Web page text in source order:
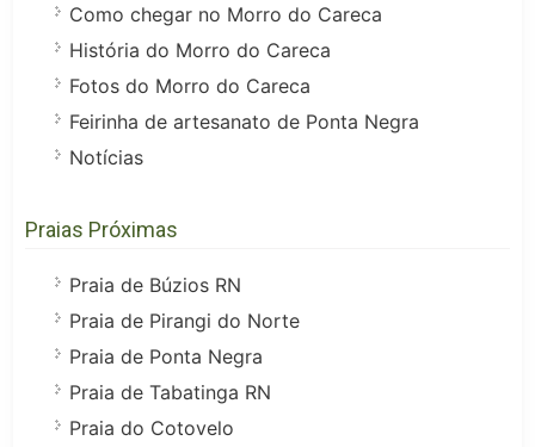
Como chegar no Morro do Careca
História do Morro do Careca
Fotos do Morro do Careca
Feirinha de artesanato de Ponta Negra
Notícias
Praias Próximas
Praia de Búzios RN
Praia de Pirangi do Norte
Praia de Ponta Negra
Praia de Tabatinga RN
Praia do Cotovelo